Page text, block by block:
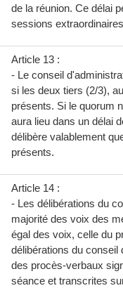
de la réunion. Ce délai
sessions
Article 13 :
- Le conseil
si les deux tiers (2/3),
présents. Si le quorum
aura lieu dans un délai
délibère valablement
présents.
Article 14 :
- Les délibérations du
majorité des voix des
égal des voix, celle du
délibérations du
des procès-verbaux
séance et transcrites